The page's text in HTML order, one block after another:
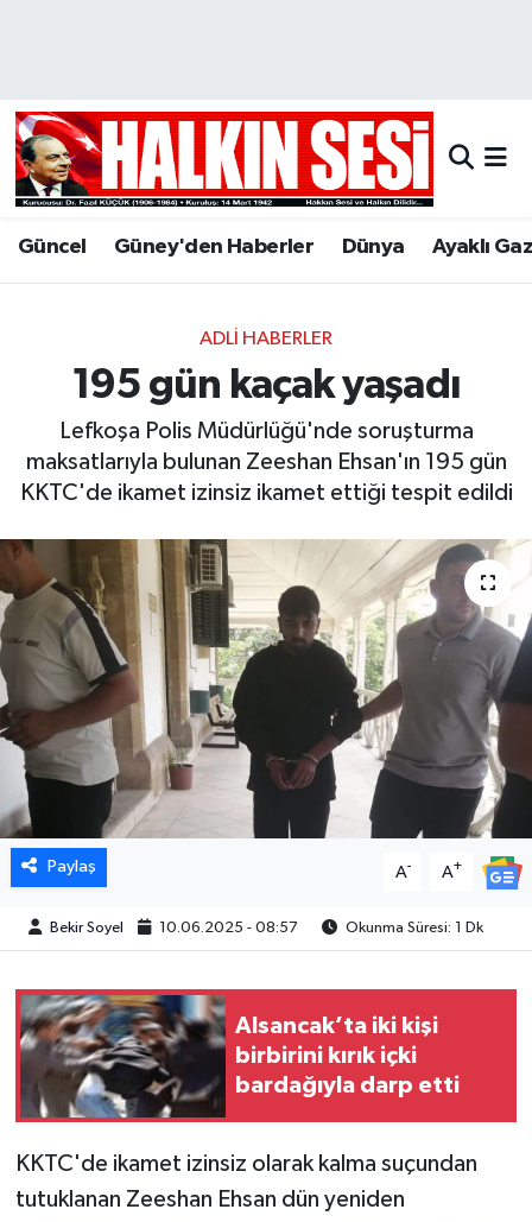
Güncel Güney'den Haberler Dünya Ayaklı
ADLI HABERLER
195 gün kaçak yaşadı
Lefkoşa Polis Müdürlüğü'nde soruşturma
maksatlarıyla bulunan Zeeshan Ehsan'ın 195 gün
KKTC'de ikamet izinsiz ikamet ettiği tespit edildi
Paylaş A- A+
Bekir Soyel 10.06.2025 - 08:57 Okunma Süresi: 1 Dk
Alsancak’ta iki kişi
birbirini kırık içki
bardağıyla darp etti
KKTC'de ikamet izinsiz olarak kalma suçundan
tutuklanan Zeeshan Ehsan dün yeniden
Hava Durumu
Trafik Durumu
Tüm Manşetler
Son Dakika Haberleri
Haber Arşivi